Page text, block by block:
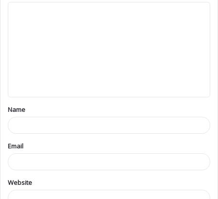
Name
Email
Website